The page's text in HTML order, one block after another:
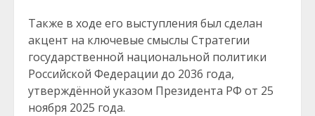
Также в ходе его выступления был сделан
акцент на ключевые смыслы Стратегии
государственной национальной политики
Российской Федерации до 2036 года,
утверждённой указом Президента РФ от 25
ноября 2025 года.